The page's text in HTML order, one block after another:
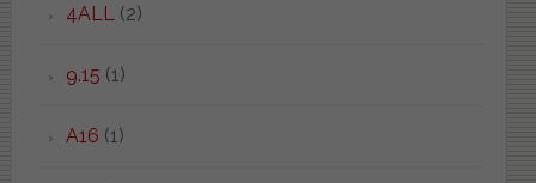
4ALL (2)
9.15 (1)
A16 (1)